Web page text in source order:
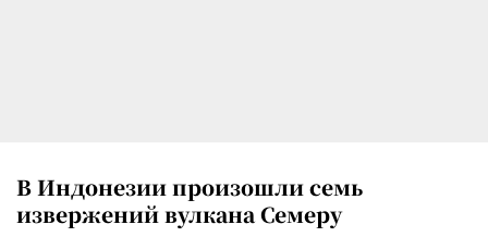
В Индонезии произошли семь
извержений вулкана Семеру